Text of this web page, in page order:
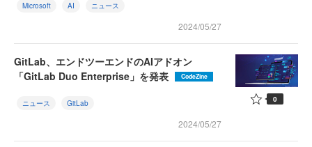
Microsoft AI ニュース
2024/05/27
GitLab、エンドツーエンドのAIアドオン
「GitLab Duo Enterprise」を発表
CodeZine
ニュース GitLab
2024/05/27
0